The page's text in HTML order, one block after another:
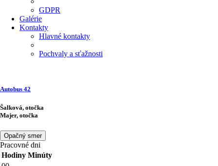
GDPR
Galérie
Kontakty
Hlavné kontakty
Pochvaly a sťažnosti
Autobus 42
Šalková, otočka
Majer, otočka
Opačný smer
Pracovné dni
Hodiny Minúty